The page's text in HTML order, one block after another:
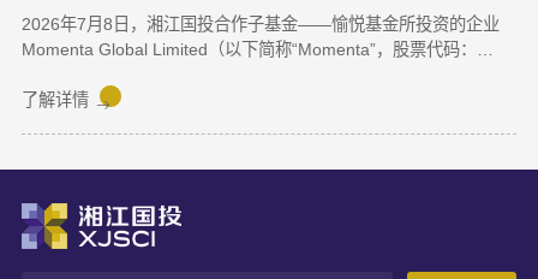
2026年7月8日，湘江国投合作子基金——愉悦基金所投资的企业
Momenta Global Limited（以下简称“Momenta”，股票代码：
第一股”。Momenta本次上市募集资金将主要用于物理AI核心技术
驾驶与人工智能企业，核心团队源自微软亚洲研究院、商汤科技等
AI机构。公司率先提出并量产首发R7世界模型，让AI从“识别像素”
进阶为“理解物理规律、推演真实世界演变”，支撑乘用车高阶智
驾、Robotaxi、无人物流等全场景落地。截至上市前夕，搭载
了解详情